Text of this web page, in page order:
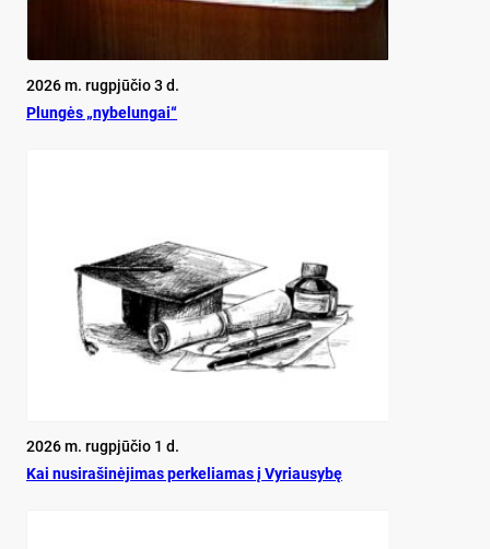
2026 m. rugpjūčio 3 d.
Plun­gės „ny­be­lun­gai“
2026 m. rugpjūčio 1 d.
Kai nu­si­ra­ši­nė­ji­mas per­ke­lia­mas į Vy­riau­sy­bę